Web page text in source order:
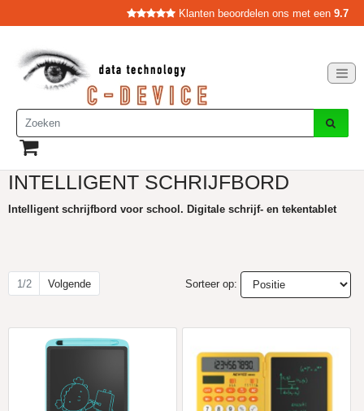
Klanten beoordelen ons met een 9.7
INTELLIGENT SCHRIJFBORD
Intelligent schrijfbord voor school. Digitale schrijf- en tekentablet
Sorteer op:
1/2 Volgende